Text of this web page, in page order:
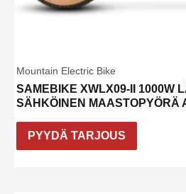
Mountain Electric Bike
SAMEBIKE XWLX09-II 1000W
SÄHKÖINEN MAASTOPYÖRÄ
PYYDÄ TARJOUS